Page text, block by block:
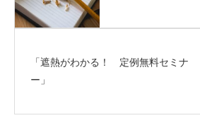
「遮熱がわかる！ 定例無料セミナ
ー」